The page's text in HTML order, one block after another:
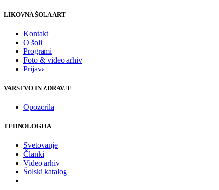
LIKOVNA ŠOLA ART
Kontakt
O šoli
Programi
Foto & video arhiv
Prijava
VARSTVO IN ZDRAVJE
Opozorila
TEHNOLOGIJA
Svetovanje
Članki
Video arhiv
Šolski katalog